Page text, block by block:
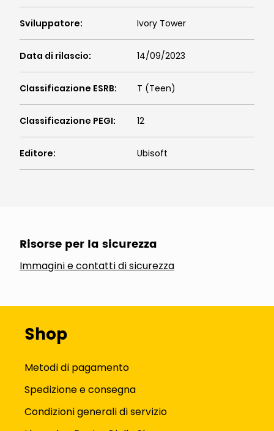
Sviluppatore: Ivory Tower
Data di rilascio: 14/09/2023
Classificazione ESRB: T (Teen)
Classificazione PEGI: 12
Editore: Ubisoft
Risorse per la sicurezza
Immagini e contatti di sicurezza
Shop
Metodi di pagamento
Spedizione e consegna
Condizioni generali di servizio